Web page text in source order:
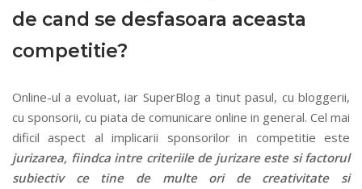
de cand se desfasoara aceasta
competitie?
Online-ul a evoluat, iar SuperBlog a tinut pasul, cu bloggerii,
cu sponsorii, cu piata de comunicare online in general. Cel mai
dificil aspect al implicarii sponsorilor in competitie este
jurizarea, fiindca intre criteriile de jurizare este si factorul
subiectiv ce tine de multe ori de creativitate si